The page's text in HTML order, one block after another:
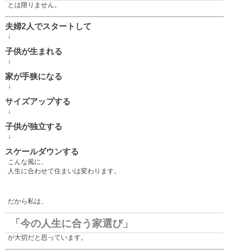
とは限りません。
夫婦2人でスタートして
↓
子供が生まれる
↓
家が手狭になる
↓
サイズアップする
↓
子供が独立する
↓
スケールダウンする
こんな風に、
人生に合わせて住まいは変わります。
だから私は、
「今の人生に合う家選び」
が大切だと思っています。